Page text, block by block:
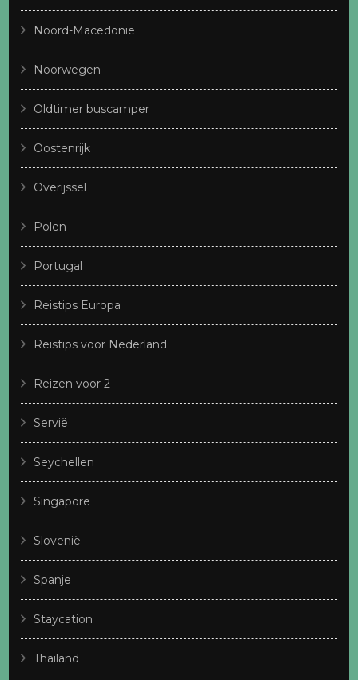
Noord-Macedonië
Noorwegen
Oldtimer buscamper
Oostenrijk
Overijssel
Polen
Portugal
Reistips Europa
Reistips voor Nederland
Reizen voor 2
Servië
Seychellen
Singapore
Slovenië
Spanje
Staycation
Thailand